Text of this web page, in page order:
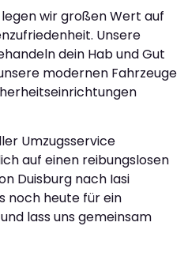
wir großen Wert auf
Unsere
dein Hab und Gut
modernen Fahrzeuge
Umzugsservice
auf einen reibungslosen
Duisburg nach Iasi
noch heute für ein
lass uns gemeinsam